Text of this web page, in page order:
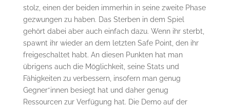
stolz, einen der beiden immerhin in seine zweite Phase
gezwungen zu haben. Das Sterben in dem Spiel
gehört dabei aber auch einfach dazu. Wenn ihr sterbt,
spawnt ihr wieder an dem letzten Safe Point, den ihr
freigeschaltet habt. An diesen Punkten hat man
übrigens auch die Möglichkeit, seine Stats und
Fähigkeiten zu verbessern, insofern man genug
Gegner*innen besiegt hat und daher genug
Ressourcen zur Verfügung hat. Die Demo auf der